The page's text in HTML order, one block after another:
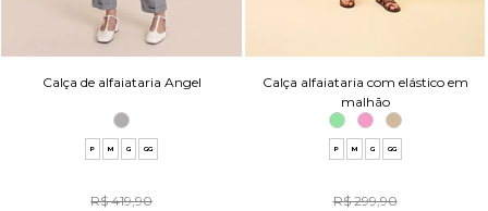
Calça de alfaiataria Angel
P M G GG
R$ 419,90
Calça alfaiataria com elástico em
malhão
P M G GG
R$ 299,90